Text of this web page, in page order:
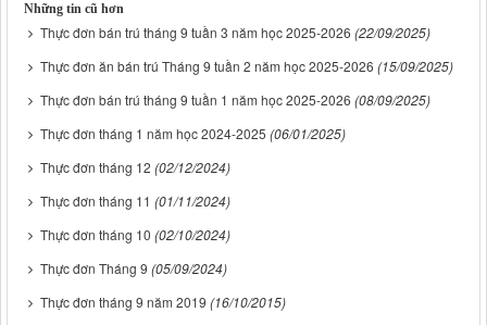
Những tin cũ hơn
Thực đơn bán trú tháng 9 tuần 3 năm học 2025-2026 (22/09/2025)
Thực đơn ăn bán trú Tháng 9 tuần 2 năm học 2025-2026 (15/09/2025)
Thực đơn bán trú tháng 9 tuần 1 năm học 2025-2026 (08/09/2025)
Thực đơn tháng 1 năm học 2024-2025 (06/01/2025)
Thực đơn tháng 12 (02/12/2024)
Thực đơn tháng 11 (01/11/2024)
Thực đơn tháng 10 (02/10/2024)
Thực đơn Tháng 9 (05/09/2024)
Thực đơn tháng 9 năm 2019 (16/10/2015)